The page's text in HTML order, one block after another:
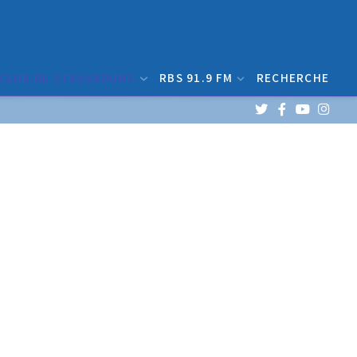
DE STRASBOURG RBS 91.9 FM RECHERCHE